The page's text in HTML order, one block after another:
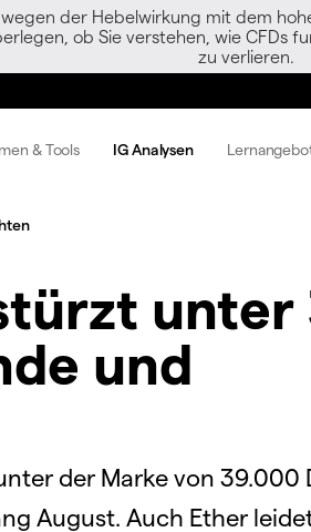
der Hebelwirkung mit dem
ob Sie verstehen, wie CFDs
zu verlieren.
& Tools IG Analysen
und
der Marke von 39.000
August. Auch Ether